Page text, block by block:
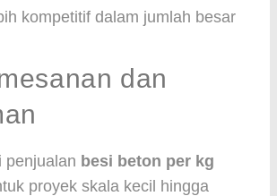
kompetitif dalam jumlah besar
dan
penjualan besi beton per kg
proyek skala kecil hingga